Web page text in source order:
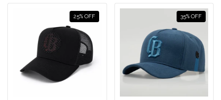
25% OFF 35% OFF